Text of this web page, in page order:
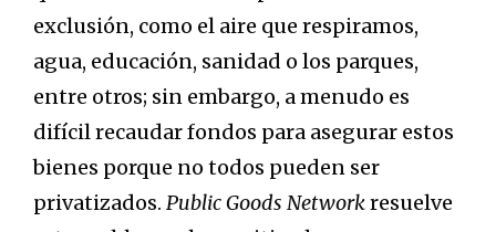
exclusión, como el aire que respiramos,
agua, educación, sanidad o los parques,
entre otros; sin embargo, a menudo es
difícil recaudar fondos para asegurar estos
bienes porque no todos pueden ser
privatizados. Public Goods Networkresuelve